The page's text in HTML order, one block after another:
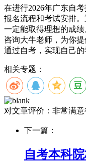
在进行2026年广东自
报名流程和考试安排
一定能取得理想的成
咨询大牛老师，为你
通过自考，实现自己的
相关专题：
对文章评价： 非常满意
下一篇：
自考本科